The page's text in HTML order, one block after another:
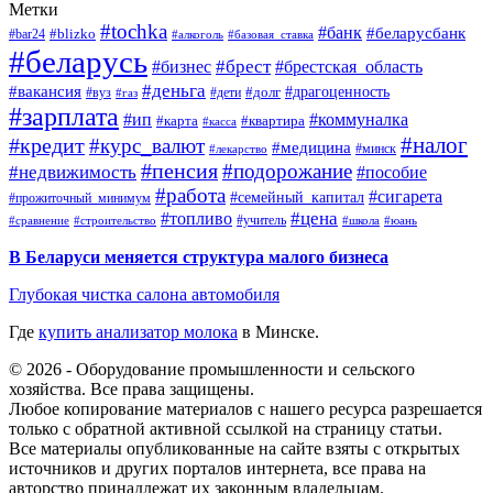
Метки
#bar24 #blizko #tochka #алкоголь #базовая_ставка #банк #беларусбанк
#беларусь #бизнес #брест #брестская_область
#вакансия #вуз #газ #деньга #дети #долг #драгоценность
#зарплата #ип #карта #касса #квартира #коммуналка
#кредит#курс_валют #лекарство #медицина #минск #налог
#недвижимость #пенсия#подорожание #пособие
#прожиточный_минимум #работа #семейный_капитал #сигарета
#сравнение #строительство #топливо #учитель #цена #школа #юань
В Беларуси меняется структура малого бизнеса
Глубокая чистка салона автомобиля
Где купить анализатор молока в Минске.
© 2026 - Оборудование промышленности и сельского
хозяйства. Все права защищены.
Любое копирование материалов с нашего ресурса разрешается
только с обратной активной ссылкой на страницу статьи.
Все материалы опубликованные на сайте взяты с открытых
источников и других порталов интернета, все права на
авторство принадлежат их законным владельцам.